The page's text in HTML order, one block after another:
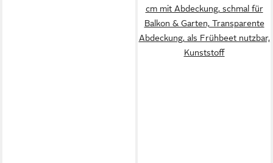
cm mit Abdeckung, schmal für
Balkon & Garten, Transparente
Abdeckung, als Frühbeet nutzbar,
Kunststoff